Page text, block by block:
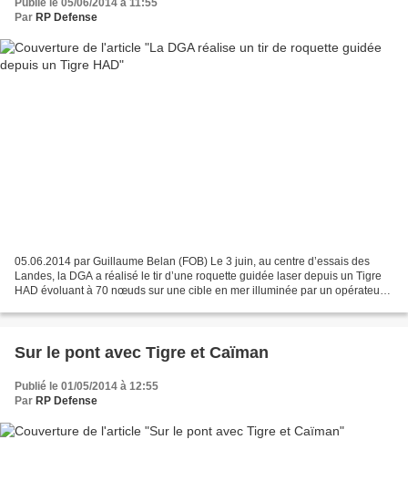
Publié le 05/06/2014 à 11:55
Par RP Defense
05.06.2014 par Guillaume Belan (FOB) Le 3 juin, au centre d’essais des
Landes, la DGA a réalisé le tir d’une roquette guidée laser depuis un Tigre
HAD évoluant à 70 nœuds sur une cible en mer illuminée par un opérateur
Sur le pont avec Tigre et Caïman
Publié le 01/05/2014 à 12:55
Par RP Defense